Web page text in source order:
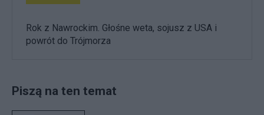
Rok z Nawrockim. Głośne weta, sojusz z USA i
powrót do Trójmorza
Piszą na ten temat